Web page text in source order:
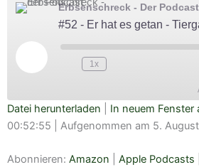
Erbsenschreck - Der Podcast
#52 - Er hat es getan -
1x
Amazon
TEILEN
LINK
Datei herunterladen In neuem Fenster
00:52:55
Aufgenommen am 5.
Abonnieren: Amazon Apple Podcasts